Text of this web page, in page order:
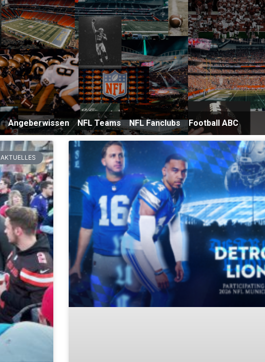
Angeberwissen NFL Teams NFL Fanclubs Football ABC
AKTUELLES